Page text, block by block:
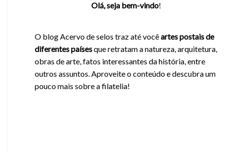
Olá, seja bem-vindo!
O blog Acervo de selos traz até vocêartes postais de
diferentes paísesque retratam a natureza, arquitetura,
obras de arte, fatos interessantes da história, entre
outros assuntos. Aproveite o conteúdo e descubra um
pouco mais sobre a filatelia!